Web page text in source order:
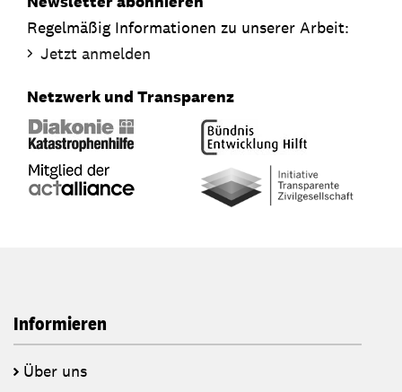
Regelmäßig Informationen zu unserer Arbeit:
Jetzt anmelden
Netzwerk und Transparenz
Informieren
Über uns